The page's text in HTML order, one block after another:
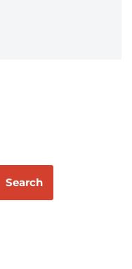
Search